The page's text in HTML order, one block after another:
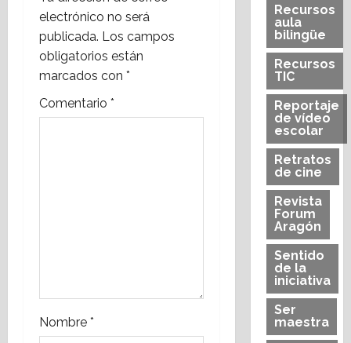
i
ó
n
r
a
electrónico no será
publicada. Los campos
obligatorios están
marcados con *
Comentario *
Nombre *
Recursos
aula
bilingüe
Recursos
TIC
Reportaje
de vídeo
escolar
Retratos
de cine
Revista
Forum
Aragón
Sentido
de la
iniciativa
Ser
maestra